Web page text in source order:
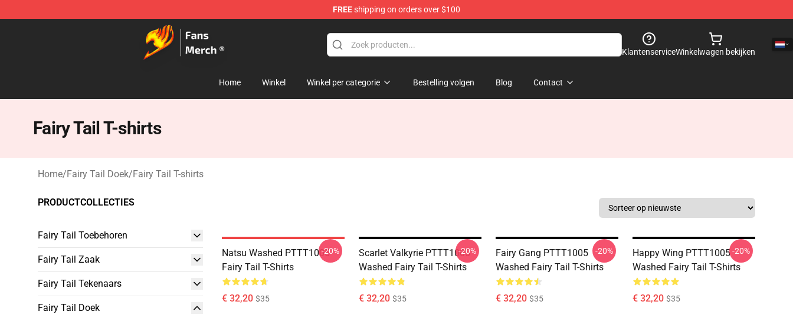
FREEshipping on orders over $100
Fairy Tail Store - Official Fairy Tail Merchandise Shop
KlantenserviceWinkelwagen bekijken
Home Winkel Winkel per categorie Bestelling volgen Blog Contact
Fairy Tail T-shirts
Home/Fairy Tail Doek/Fairy Tail T-shirts
PRODUCTCOLLECTIES
Fairy Tail Toebehoren
Fairy Tail Zaak
Fairy Tail Tekenaars
Fairy Tail Doek
Natsu Washed PTTT1005
Fairy Tail T-Shirts
€ 32,20 $35
-20%
Scarlet Valkyrie PTTT1005
Washed Fairy Tail T-Shirts
€ 32,20 $35
-20%
Fairy Gang PTTT1005
Washed Fairy Tail T-Shirts
€ 32,20 $35
-20%
Happy Wing PTTT1005
Washed Fairy Tail T-Shirts
€ 32,20 $35
-20%